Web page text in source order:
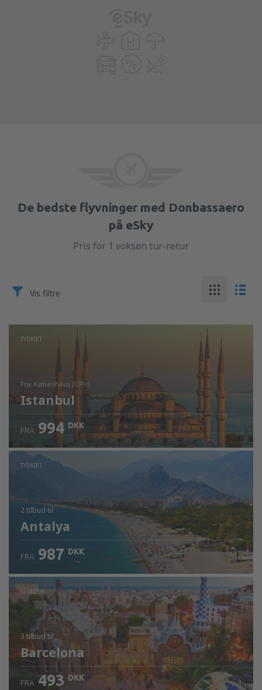
De bedste flyvninger med Donbassaero
på eSky
Pris for 1 voksen tur-retur
Vis filtre
TYRKIET
fra: København (CPH)
Istanbul
Kontrollér oplysninger
FRA 994 DKK
TYRKIET
2 tilbud til
Antalya
FRA 987 DKK
SPANIEN
3 tilbudtil
Barcelona
FRA 493 DKK